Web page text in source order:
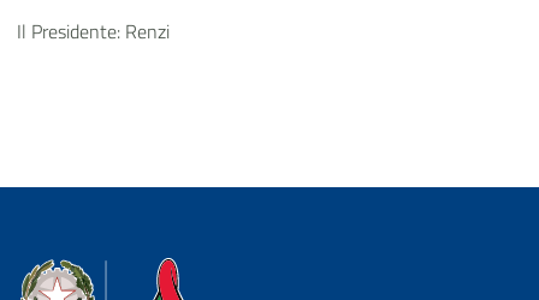
Il Presidente: Renzi
Dipartimento della Protezione Civile